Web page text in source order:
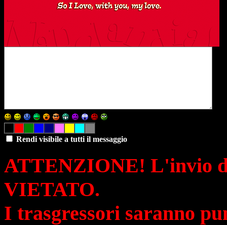
Rendi visibile a tutti il messaggio
ATTENZIONE! L'invio
VIETATO.
I trasgressori saranno